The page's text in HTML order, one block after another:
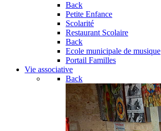
Back
Petite Enfance
Scolarité
Restaurant Scolaire
Back
Ecole municipale de musique
Portail Familles
Vie associative
Back